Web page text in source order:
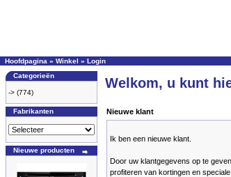
Hoofdpagina » Winkel » Login
Categorieën
-> (774)
Fabrikanten
Nieuwe producten
Welkom, u kunt
Nieuwe klant
Ik ben een nieuwe klant.
Door uw klantgegevens op te
profiteren van kortingen en